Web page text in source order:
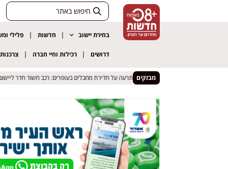
בחירת יישוב חדשות פלילי
דרושים רכילות וחיי חברה צרכנות
מבזקים הייתה במקום במשך ימים התרעה על חדירת מחבלים בעופרים: רכב חשוד חדר ליישוב הייתה במקום במשך ימים התרעה על חדירת מחבלים בעופרים: רכב חשוד חדר ליישוב